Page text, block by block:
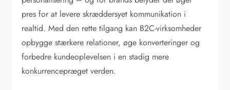
pres for at levere skræddersyet kommunikation i
realtid. Med den rette tilgang kan B2C-virksomheder
opbygge stærkere relationer, øge konverteringer og
forbedre kundeoplevelsen i en stadig mere
konkurrencepræget verden.